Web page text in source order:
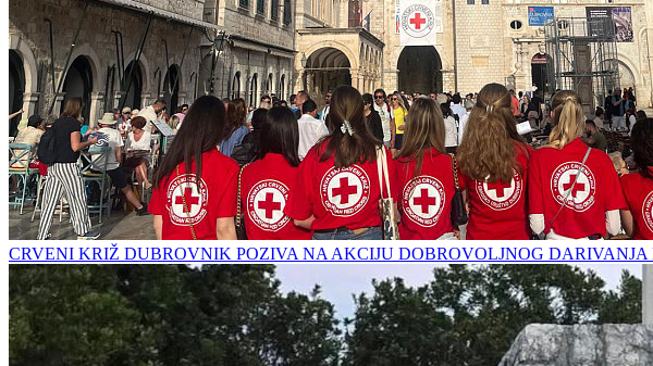
CRVENI KRIŽ DUBROVNIK POZIVA NA AKCIJU DOBROVOLJNOG DARIVANJA